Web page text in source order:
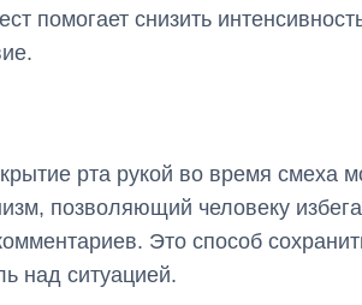
помогает снизить
рта рукой во время смеха
позволяющий человеку
Это способ
над ситуацией.